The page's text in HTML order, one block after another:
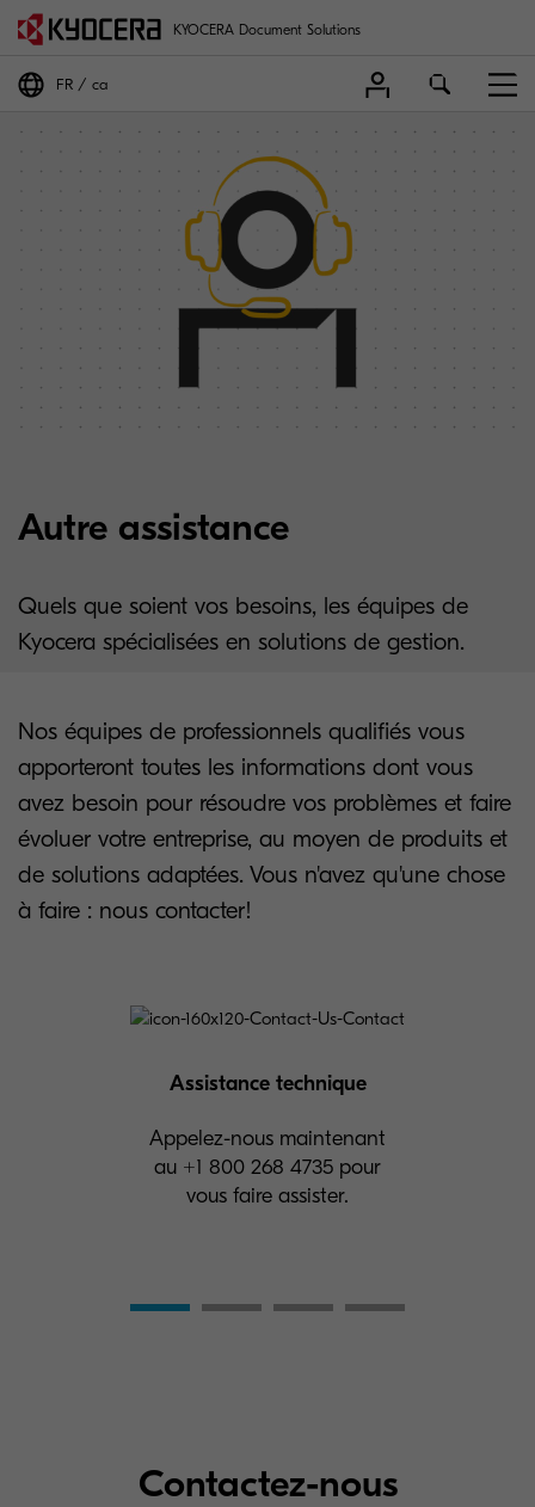
KYOCERA Document Solutions
FR ca
Autre assistance
Quels que soient vos besoins, les équipes de
Kyocera spécialisées en solutions de gestion.
Nos équipes de professionnels qualifiés vous
apporteront toutes les informations dont vous
avez besoin pour résoudre vos problèmes et faire
évoluer votre entreprise, au moyen de produits et
de solutions adaptées. Vous n'avez qu'une chose
à faire : nous contacter!
Assistance technique
Appelez-nous maintenant
au +1 800 268 4735 pour
vous faire assister.
Contactez-nous